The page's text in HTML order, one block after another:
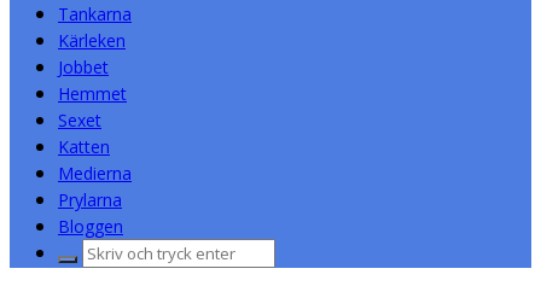
Tankarna
Kärleken
Jobbet
Hemmet
Sexet
Katten
Medierna
Prylarna
Bloggen
Sök